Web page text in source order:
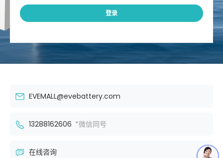
登录
EVEMALL@evebattery.com
13288162606 *微信同号
在线咨询